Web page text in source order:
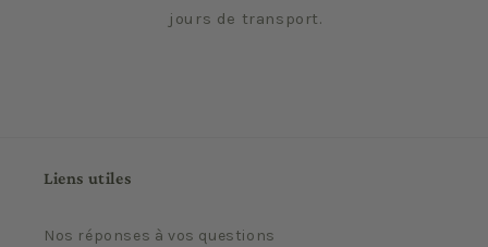
jours de transport.
Liens utiles
Nos réponses à vos questions